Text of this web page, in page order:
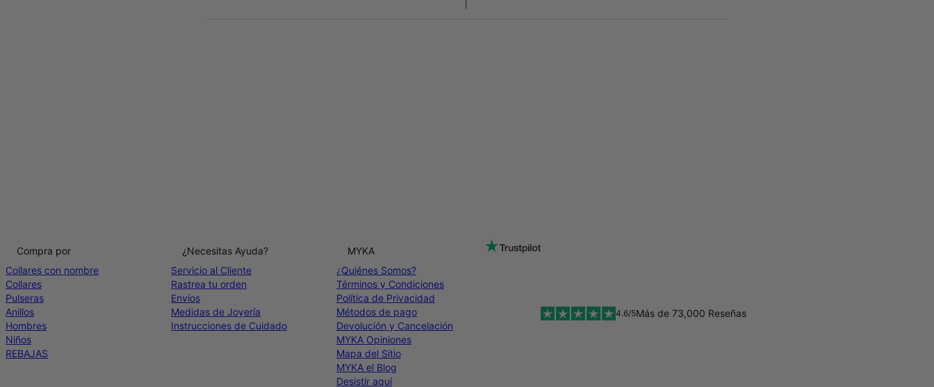
Compra por
Collares con nombre
Collares
Pulseras
Anillos
Hombres
Niños
REBAJAS
¿Necesitas Ayuda?
Servicio al Cliente
Rastrea tu orden
Envíos
Medidas de Joyería
Instrucciones de Cuidado
MYKA
¿Quiénes Somos?
Términos y Condiciones
Política de Privacidad
Métodos de pago
Devolución y Cancelación
MYKA Opiniones
Mapa del Sitio
MYKA el Blog
Desistir aquí
4.6/5Más de 73,000 Reseñas